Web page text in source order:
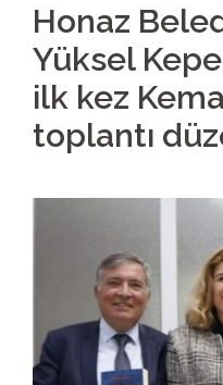
Honaz
Yüksel
ilk kez
toplantı